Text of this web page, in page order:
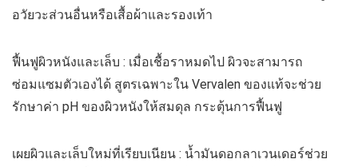
อวัยวะส่วนอื่นหรือเสื้อผ้าและรองเท้า
ฟื้นฟูผิวหนังและเล็บ : เมื่อเชื้อราหมดไป ผิวจะสามารถ
ซ่อมแซมตัวเองได้ สูตรเฉพาะใน Vervalen ของแท้จะช่วย
รักษาค่า pH ของผิวหนังให้สมดุล กระตุ้นการฟื้นฟู
เผยผิวและเล็บใหม่ที่เรียบเนียน : น้ำมันดอกลาเวนเดอร์ช่วย